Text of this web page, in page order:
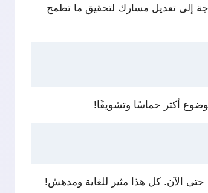
إلى تعديل مسارك لتحقيق ما تطمح
أكثر حماسًا وتشويقًا!
الآن. كل هذا مثير للغاية ومدهش!